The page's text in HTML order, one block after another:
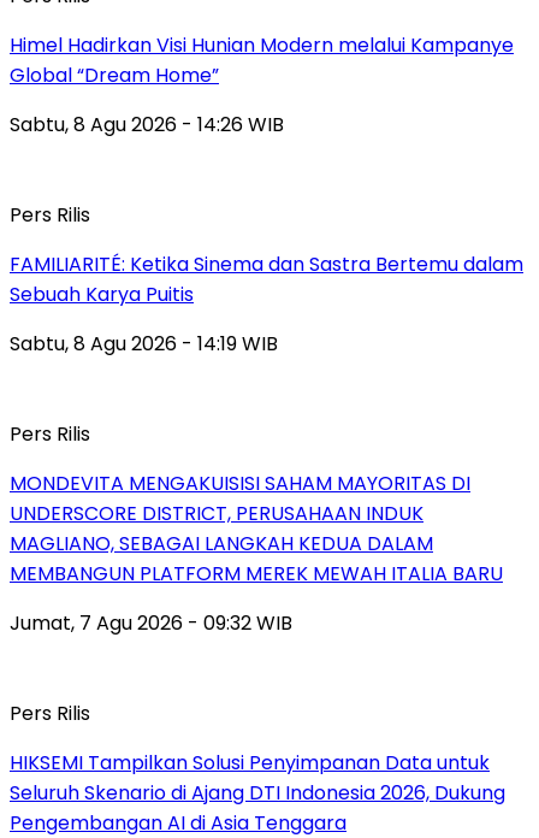
Himel Hadirkan Visi Hunian Modern melalui Kampanye
Global “Dream Home”
Sabtu, 8 Agu 2026 - 14:26 WIB
Pers Rilis
FAMILIARITÉ: Ketika Sinema dan Sastra Bertemu dalam
Sebuah Karya Puitis
Sabtu, 8 Agu 2026 - 14:19 WIB
Pers Rilis
MONDEVITA MENGAKUISISI SAHAM MAYORITAS DI
UNDERSCORE DISTRICT, PERUSAHAAN INDUK
MAGLIANO, SEBAGAI LANGKAH KEDUA DALAM
MEMBANGUN PLATFORM MEREK MEWAH ITALIA BARU
Jumat, 7 Agu 2026 - 09:32 WIB
Pers Rilis
HIKSEMI Tampilkan Solusi Penyimpanan Data untuk
Seluruh Skenario di Ajang DTI Indonesia 2026, Dukung
Pengembangan AI di Asia Tenggara